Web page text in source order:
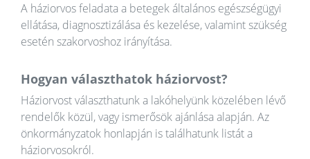
A háziorvos feladata a betegek általános egészségügyi
ellátása, diagnosztizálása és kezelése, valamint szükség
esetén szakorvoshoz irányítása.
Hogyan választhatok háziorvost?
Háziorvost választhatunk a lakóhelyünk közelében lévő
rendelők közül, vagy ismerősök ajánlása alapján. Az
önkormányzatok honlapján is találhatunk listát a
háziorvosokról.